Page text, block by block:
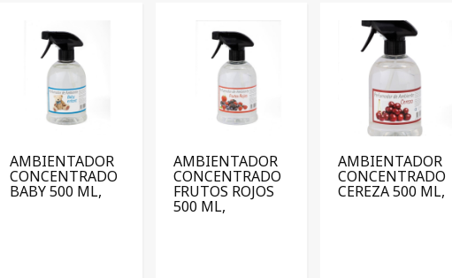
AMBIENTADOR
CONCENTRADO
BABY 500 ML,
AMBIENTADOR
CONCENTRADO
FRUTOS ROJOS
500 ML,
AMBIENTADOR
CONCENTRADO
CEREZA 500 ML,